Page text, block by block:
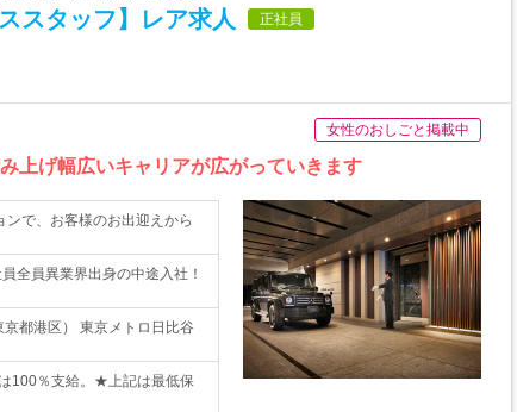
スタッフ】レア求人 正社員
女性のおしごと掲載中
上げ幅広いキャリアが広がっていきます
ンで、お客様のお出迎えから
全員異業界出身の中途入社！
都港区） 東京メトロ日比谷
100％支給。★上記は最低保